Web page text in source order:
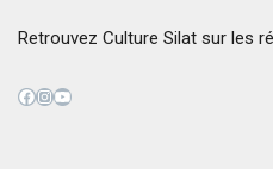
Retrouvez Culture Silat sur les
Facebook
Instagram
YouTube